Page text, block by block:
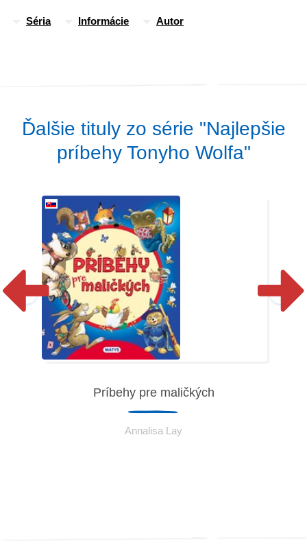
Séria Informácie Autor
Ďalšie tituly zo série "Najlepšie
príbehy Tonyho Wolfa"
Príbehy pre maličkých
Annalisa Lay